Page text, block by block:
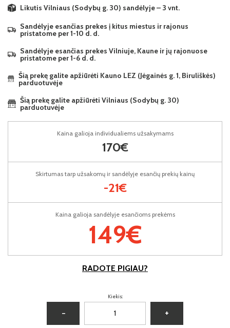
Likutis Vilniaus (Sodybų g. 30) sandėlyje – 3 vnt.
Sandėlyje esančias prekes į kitus miestus ir rajonus
pristatome per 1-10 d. d.
Sandėlyje esančias prekes Vilniuje, Kaune ir jų rajonuose
pristatome per 1-6 d. d.
Šią prekę galite apžiūrėti Kauno LEZ (Jėgainės g. 1, Biruliškės)
parduotuvėje
Šią prekę galite apžiūrėti Vilniaus (Sodybų g. 30)
parduotuvėje
Kaina galioja sandėlyje esančioms prekėms
149€
Kaina galioja individualiems užsakymams
170€
Skirtumas tarp užsakomų ir sandėlyje esančių prekių kainų
-21€
RADOTE PIGIAU?
Kiekis:
− +